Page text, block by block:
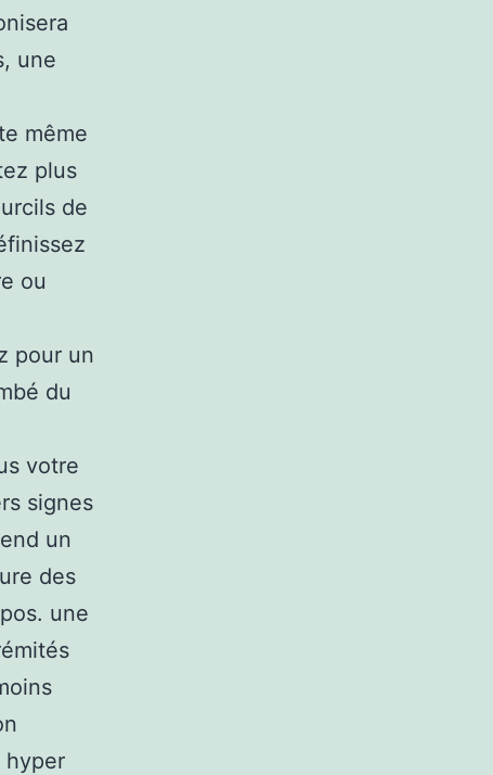
une
même
plus
de
ou
pour un
du
votre
signes
un
des
une
hyper